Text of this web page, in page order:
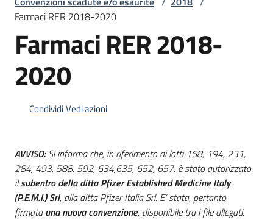
Bandi
strumenti
Supporto
Farmaci RER 2018-2020
Farmaci RER 2018-
2020
CondividiVedi azioni
AVVISO:Si informa che, in riferimento ai lotti 168, 194, 231,
284, 493, 588, 592, 634,635, 652, 657, è stato autorizzato
ilsubentro della ditta Pfizer Established Medicine Italy
(P.E.M.I.) Srl, alla ditta Pfizer Italia Srl. E’ stata, pertanto
firmatauna nuova convenzione, disponibile tra i file allegati.